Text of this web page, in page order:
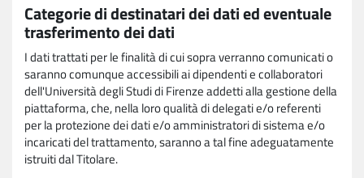
Categorie di destinatari dei dati ed eventuale
trasferimento dei dati
I dati trattati per le finalità di cui sopra verranno comunicati o
saranno comunque accessibili ai dipendenti e collaboratori
dell'Università degli Studi di Firenze addetti alla gestione della
piattaforma, che, nella loro qualità di delegati e/o referenti
per la protezione dei dati e/o amministratori di sistema e/o
incaricati del trattamento, saranno a tal fine adeguatamente
istruiti dal Titolare.